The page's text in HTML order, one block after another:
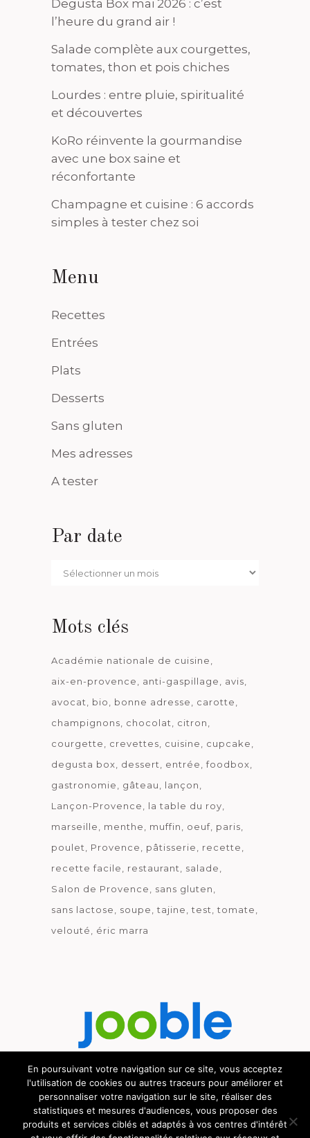
Degusta Box mai 2026 : c’est
l’heure du grand air !
Salade complète aux courgettes,
tomates, thon et pois chiches
Lourdes : entre pluie, spiritualité
et découvertes
KoRo réinvente la gourmandise
avec une box saine et
réconfortante
Champagne et cuisine : 6 accords
simples à tester chez soi
Menu
Recettes
Entrées
Plats
Desserts
Sans gluten
Mes adresses
A tester
Par date
Par
Mots clés
Académie nationale de cuisine
aix-en-provence
anti-gaspillage
avis
avocat
bio bonne adresse
carotte
champignons
chocolat
citron
courgette
crevettes cuisine
cupcake
degusta box
dessert entrée
foodbox
gastronomie
gâteau
lançon
Lançon-Provence
la table du roy
marseille
menthe muffin oeuf paris
poulet
Provence pâtisserie
recette
recette facile
restaurant
salade
Salon de Provence
sans gluten
sans lactose
soupe tajine test tomate
velouté
éric marra
Découvrez le métier de la cuisine.
En poursuivant votre navigation sur ce site, vous acceptez
l'utilisation de cookies ou autres traceurs pour améliorer et
personnaliser votre navigation sur le site, réaliser des
statistiques et mesures d'audiences, vous proposer des
produits et services ciblés et adaptés à vos centres d'intérêt